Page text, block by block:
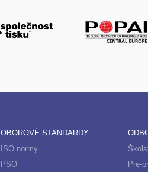
OBOROVÉ STANDARDY
ISO normy
PSO
Pre-